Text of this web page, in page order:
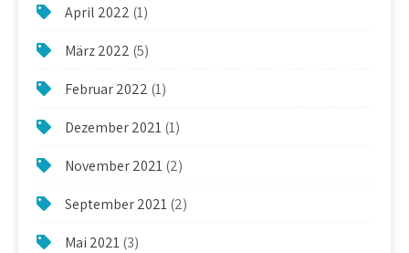
April 2022 (1)
März 2022 (5)
Februar 2022 (1)
Dezember 2021(1)
November 2021(2)
September 2021(2)
Mai 2021(3)